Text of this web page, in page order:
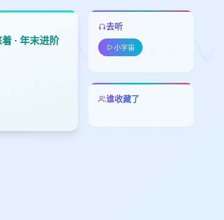
· 年末进阶
去听
小宇宙
谁收藏了